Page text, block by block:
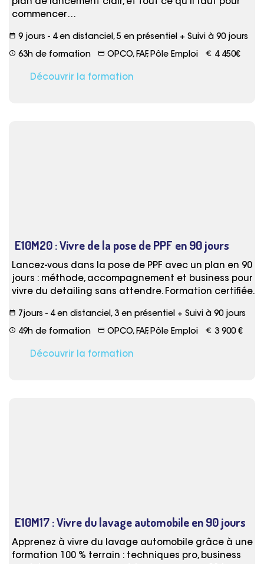
plan de lancement clair, et tout ce qu’il faut pour
commencer…
date_range 9 jours - 4 en distanciel, 5 en présentiel + Suivi à 90 jours
schedule 63h de formation credit_card OPCO, FAF, Pôle Emploi euro_symbol 4 450€
Découvrir la formation
E10M20 : Vivre de la pose de PPF en 90 jours
Lancez-vous dans la pose de PPF avec un plan en 90
jours : méthode, accompagnement et business pour
vivre du detailing sans attendre. Formation certifiée.
date_range 7jours - 4 en distanciel, 3 en présentiel + Suivi à 90 jours
schedule 49h de formation credit_card OPCO, FAF, Pôle Emploi euro_symbol 3 900 €
Découvrir la formation
E10M17 : Vivre du lavage automobile en 90 jours
Apprenez à vivre du lavage automobile grâce à une
formation 100 % terrain : techniques pro, business